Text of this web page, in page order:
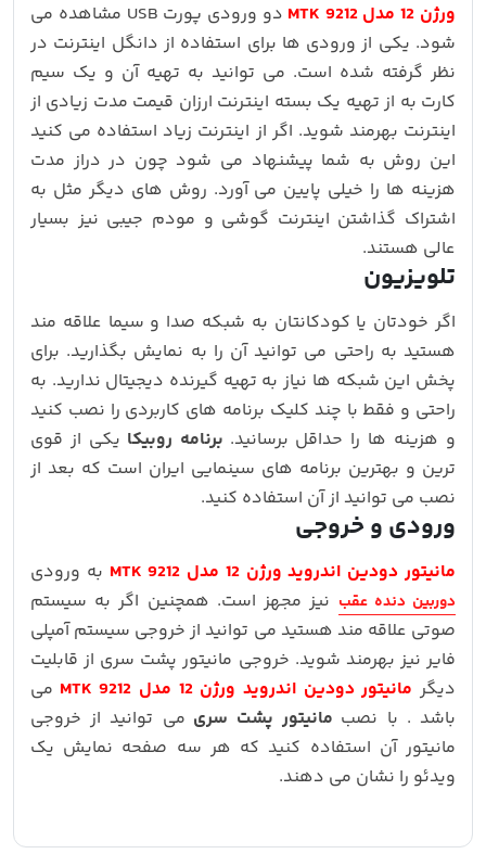
ورژن 12 مدل MTK 9212
دو ورودی پورت USB مشاهده می
شود. یکی از ورودی ها برای استفاده از دانگل اینترنت در
نظر گرفته شده است. می توانید به تهیه آن و یک سیم
کارت به از تهیه یک بسته اینترنت ارزان قیمت مدت زیادی از
اینترنت بهرمند شوید. اگر از اینترنت زیاد استفاده می کنید
این روش به شما پیشنهاد می شود چون در دراز مدت
هزینه ها را خیلی پایین می آورد. روش های دیگر مثل به
اشتراک گذاشتن اینترنت گوشی و مودم جیبی نیز بسیار
عالی هستند.
تلویزیون
اگر خودتان یا کودکانتان به شبکه صدا و سیما علاقه مند
هستید به راحتی می توانید آن را به نمایش بگذارید. برای
پخش این شبکه ها نیاز به تهیه گیرنده دیجیتال ندارید. به
راحتی و فقط با چند کلیک برنامه های کاربردی را نصب کنید
و هزینه ها را حداقل برسانید. برنامه روبیکا یکی از قوی
ترین و بهترین برنامه های سینمایی ایران است که بعد از
نصب می توانید از آن استفاده کنید.
ورودی و خروجی
مانیتور دودین اندروید ورژن 12 مدل MTK 9212 به ورودی
دوربین دنده عقب نیز مجهز است. همچنین اگر به سیستم
صوتی علاقه مند هستید می توانید از خروجی سیستم آمپلی
فایر نیز بهرمند شوید. خروجی مانیتور پشت سری از قابلیت
دیگر مانیتور دودین اندروید ورژن 12 مدل MTK 9212
می
باشد . با نصب مانیتور پشت سری می توانید از خروجی
مانیتور آن استفاده کنید که هر سه صفحه نمایش یک
ویدئو را نشان می دهند.